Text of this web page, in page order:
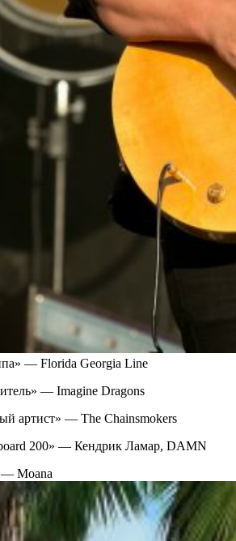
— Florida Georgia Line
— Imagine Dragons
артист» — The Chainsmokers
200» — Кендрик Ламар, DAMN
— Moana